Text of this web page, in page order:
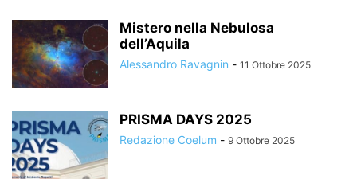
Mistero nella Nebulosa
dell’Aquila
Alessandro Ravagnin - 11 Ottobre 2025
PRISMA DAYS 2025
Redazione Coelum - 9 Ottobre 2025